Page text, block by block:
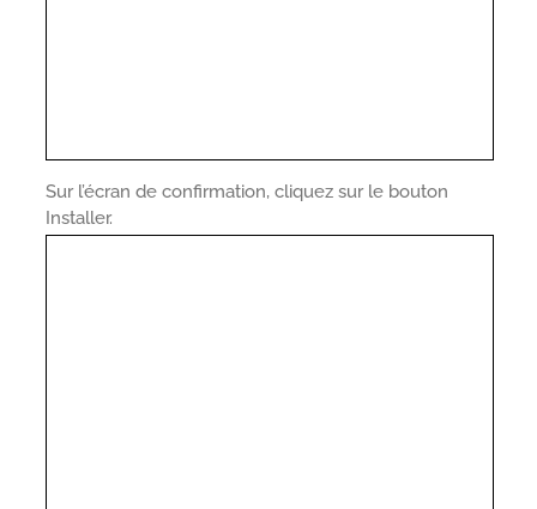
Sur l’écran de confirmation, cliquez sur le bouton
Installer.